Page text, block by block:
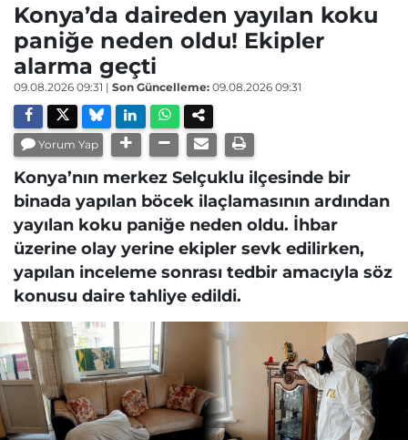
Konya’da daireden yayılan koku
paniğe neden oldu! Ekipler
alarma geçti
09.08.2026 09:31 | Son Güncelleme: 09.08.2026 09:31
Yorum Yap
Konya’nın merkez Selçuklu ilçesinde bir
binada yapılan böcek ilaçlamasının ardından
yayılan koku paniğe neden oldu. İhbar
üzerine olay yerine ekipler sevk edilirken,
yapılan inceleme sonrası tedbir amacıyla söz
konusu daire tahliye edildi.